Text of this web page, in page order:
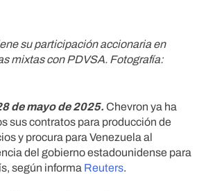
su participación accionaria en
mixtas con PDVSA. Fotografía:
de mayo de 2025. Chevron ya ha
sus contratos para producción de
y procura para Venezuela al
del gobierno estadounidense para
según informa Reuters.